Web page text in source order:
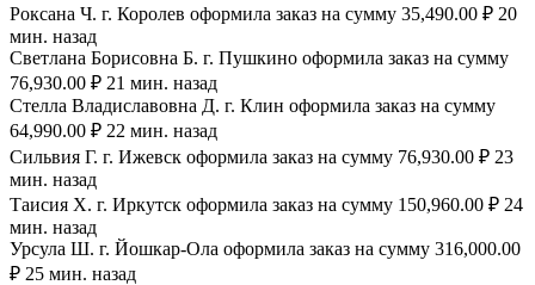
Роксана Ч. г. Королев оформила заказ на сумму 35,490.00 ₽ 20
мин. назад
Светлана Борисовна Б. г. Пушкино оформила заказ на сумму
76,930.00 ₽ 21 мин. назад
Стелла Владиславовна Д. г. Клин оформила заказ на сумму
64,990.00 ₽ 22 мин. назад
Сильвия Г. г. Ижевск оформила заказ на сумму 76,930.00 ₽ 23
мин. назад
Таисия Х. г. Иркутск оформила заказ на сумму 150,960.00 ₽ 24
мин. назад
Урсула Ш. г. Йошкар-Ола оформила заказ на сумму 316,000.00
₽ 25 мин. назад